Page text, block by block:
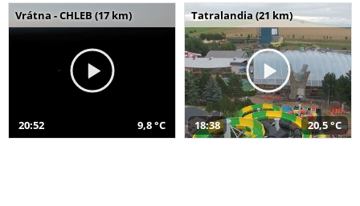
Vrátna - CHLEB (17 km)
20:52 9,8 °C
Tatralandia (21 km)
18:38 20,5 °C